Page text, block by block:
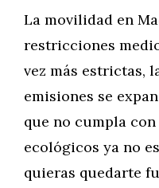
La movilidad en
restricciones
vez más estrictas,
emisiones se
que no cumpla
ecológicos ya no
quieras quedarte